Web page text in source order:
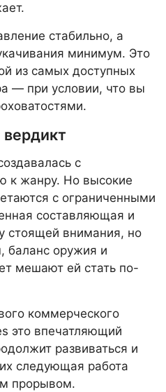
стабильно, а
минимум. Это
из самых доступных
— при условии, что вы
с
к жанру. Но высокие
с ограниченными
составляющая и
стоящей внимания, но
баланс оружия и
мешают ей стать по-
коммерческого
это впечатляющий
развиваться и
следующая работа
прорывом.